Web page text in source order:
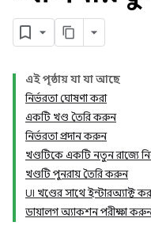
এই পৃষ্ঠায় যা যা আছে
নির্ভরতা ঘোষণা করা
একটি খণ্ড তৈরি করুন
নির্ভরতা প্রদান করুন
খণ্ডটিকে একটি নতুন রাজ্যে
খণ্ডটি পুনরায় তৈরি করুন
UI খণ্ডের সাথে ইন্টারঅ্যাক্ট
ডায়ালগ অ্যাকশন পরীক্ষা